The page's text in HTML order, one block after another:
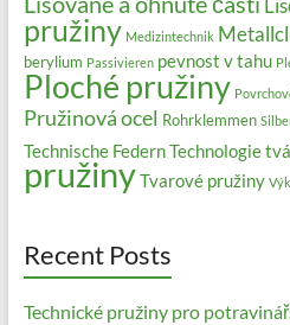
pružiny Medizintechnik
berylium Passivieren pevnost v tahu
Ploché pružiny
Pružinová ocel Rohrklemmen
Technische FedernTechnologie
pružinyTvarové pružiny
Recent Posts
Technické pružiny pro